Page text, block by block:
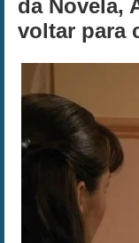
da Novela,
voltar para